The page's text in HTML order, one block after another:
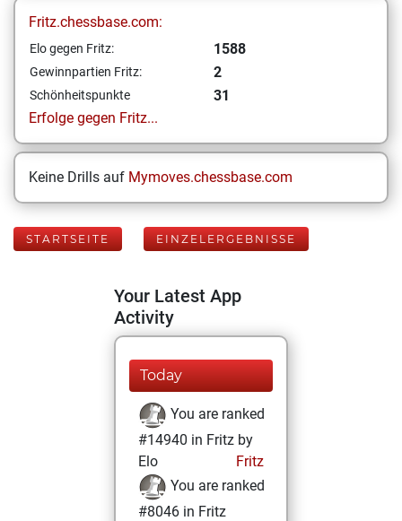
Fritz.chessbase.com:
Elo gegen Fritz: 1588
Gewinnpartien Fritz: 2
Schönheitspunkte
31
Erfolge gegen Fritz...
Keine Drills auf Mymoves.chessbase.com
STARTSEITE EINZELERGEBNISSE
Your Latest App
Activity
Today
You are ranked
#14940 in Fritz by
Elo
Fritz
You are ranked
#8046 in Fritz